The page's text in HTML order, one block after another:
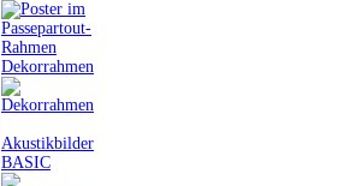
Dekorrahmen
Akustikbilder
BASIC